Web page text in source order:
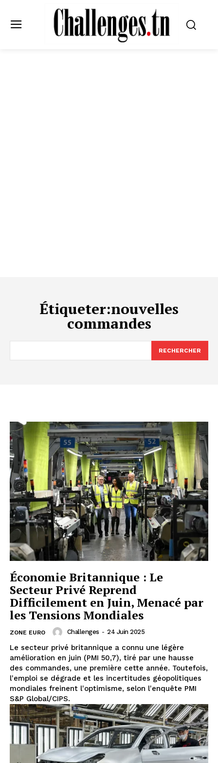
Étiqueter:nouvelles
commandes
RECHERCHER
Économie Britannique : Le
Secteur Privé Reprend
Difficilement en Juin, Menacé par
les Tensions Mondiales
ZONE EURO Challenges - 24 Juin 2025
Le secteur privé britannique a connu une légère
amélioration en juin (PMI 50,7), tiré par une hausse
des commandes, une première cette année. Toutefois,
l'emploi se dégrade et les incertitudes géopolitiques
mondiales freinent l'optimisme, selon l'enquête PMI
S&P Global/CIPS.